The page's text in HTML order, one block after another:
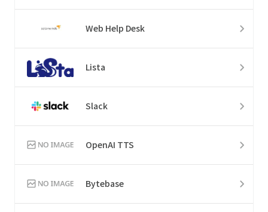
Web Help Desk
Lista
Slack
OpenAI TTS
Bytebase